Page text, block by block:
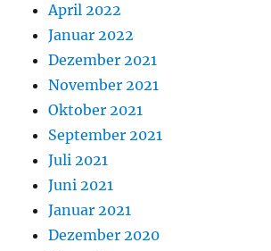
April 2022
Januar 2022
Dezember 2021
November 2021
Oktober 2021
September 2021
Juli 2021
Juni 2021
Januar 2021
Dezember 2020